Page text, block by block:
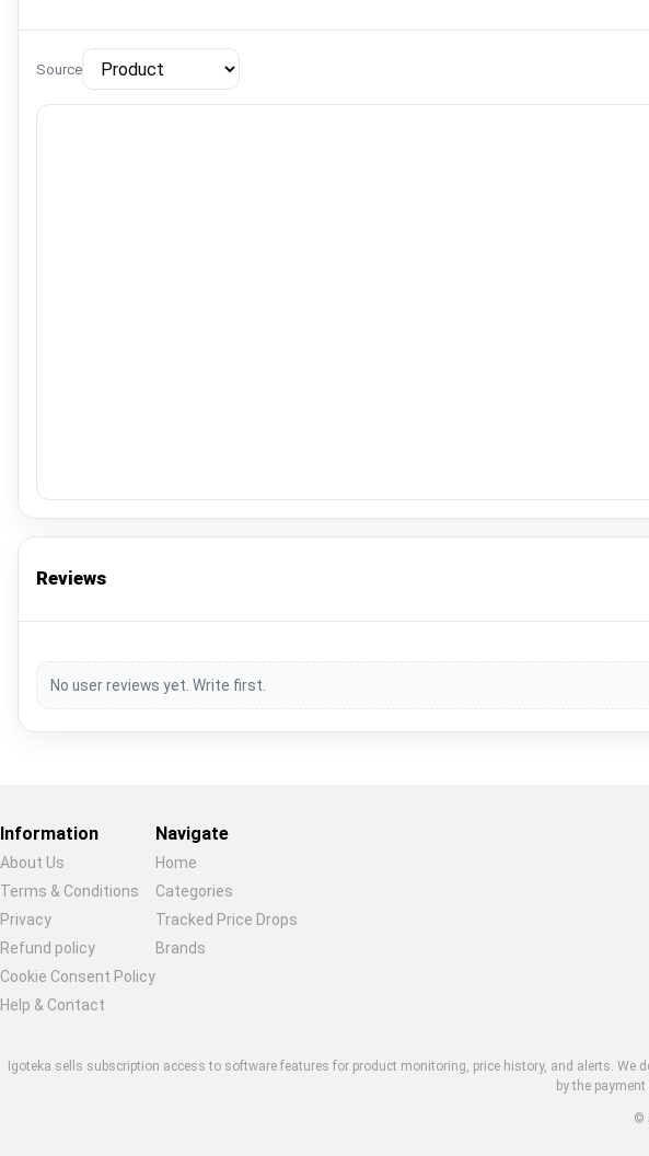
Source
Reviews
No user reviews yet. Write first.
Restore previous
Information
About Us
Terms & Conditions
Privacy
Refund policy
Cookie Consent Policy
Help & Contact
Navigate
Home
Categories
Tracked Price Drops
Brands
Igoteka sells subscription access to software features for product monitoring, price history, and alerts.
by the
©